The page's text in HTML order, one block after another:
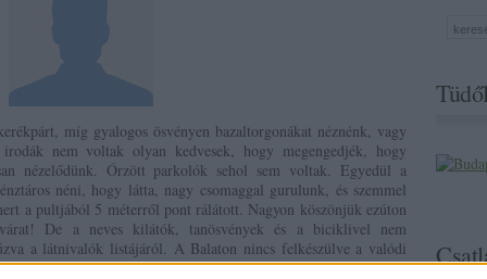
míg gyalogos ösvényen bazaltorgonákat néznénk, vagy
nem voltak olyan kedvesek, hogy megengedjék, hogy
nézelődünk. Őrzött parkolók sehol sem voltak. Egyedül a
néni, hogy látta, nagy csomaggal gurulunk, és szemmel
a pultjából 5 méterről pont rálátott. Nagyon köszönjük ezúton
De a neves kilátók, tanösvények és a biciklivel nem
a látnivalók listájáról. A Balaton nincs felkészülve a valódi
nincs egy szál csomag se, bankkártya a zsebben" féle puritán